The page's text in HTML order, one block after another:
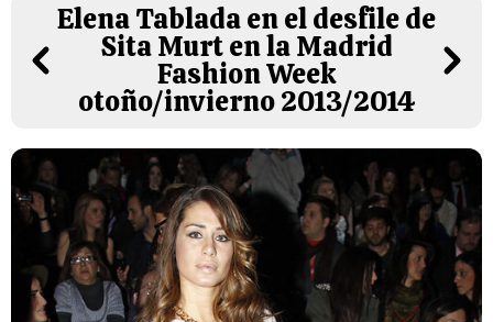
Elena Tablada en el desfile de
Sita Murt en la Madrid
Fashion Week
otoño/invierno 2013/2014